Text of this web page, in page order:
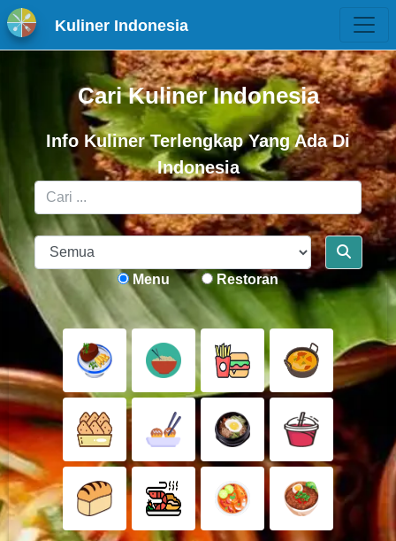
Kuliner Indonesia
Cari Kuliner Indonesia
Info Kuliner Terlengkap Yang Ada Di
Indonesia
Menu Restoran